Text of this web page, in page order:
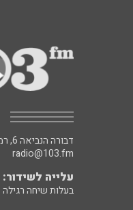
דבורה הנביאה 6, רמת השרון
radio@103.fm
עלייה לשידור: 0552-103-103
בעלות שיחה רגילה